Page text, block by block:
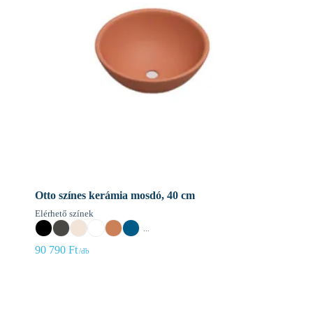
Otto színes kerámia mosdó, 40 cm
Elérhető színek
90 790 Ft